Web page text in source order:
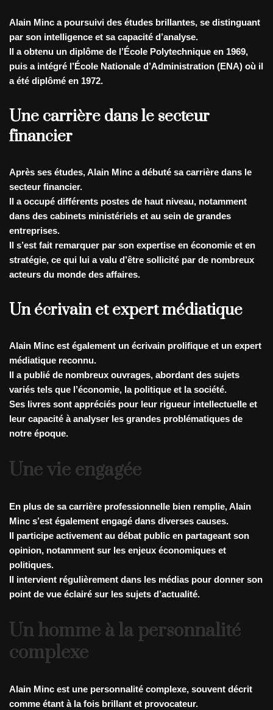
Alain Minc a poursuivi des études brillantes, se distinguant
par son intelligence et sa capacité d’analyse.
Il a obtenu un diplôme de l’École Polytechnique en 1969,
puis a intégré l’École Nationale d’Administration (ENA) où il
a été diplômé en 1972.
Une carrière dans le secteur
financier
Après ses études, Alain Minc a débuté sa carrière dans le
secteur financier.
Il a occupé différents postes de haut niveau, notamment
dans des cabinets ministériels et au sein de grandes
entreprises.
Il s’est fait remarquer par son expertise en économie et en
stratégie, ce qui lui a valu d’être sollicité par de nombreux
acteurs du monde des affaires.
Un écrivain et expert médiatique
Alain Minc est également un écrivain prolifique et un expert
médiatique reconnu.
Il a publié de nombreux ouvrages, abordant des sujets
variés tels que l’économie, la politique et la société.
Ses livres sont appréciés pour leur rigueur intellectuelle et
leur capacité à analyser les grandes problématiques de
notre époque.
Une vie engagée
En plus de sa carrière professionnelle bien remplie, Alain
Minc s’est également engagé dans diverses causes.
Il participe activement au débat public en partageant son
opinion, notamment sur les enjeux économiques et
politiques.
Il intervient régulièrement dans les médias pour donner son
point de vue éclairé sur les sujets d’actualité.
Un homme à la personnalité
complexe
Alain Minc est une personnalité complexe, souvent décrit
comme étant à la fois brillant et provocateur.